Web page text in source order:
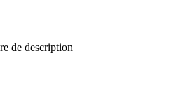
de description